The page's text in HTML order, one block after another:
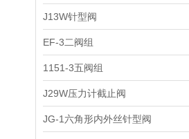
J13W针型阀
EF-3二阀组
1151-3五阀组
J29W压力计截止阀
JG-1六角形内外丝针型阀